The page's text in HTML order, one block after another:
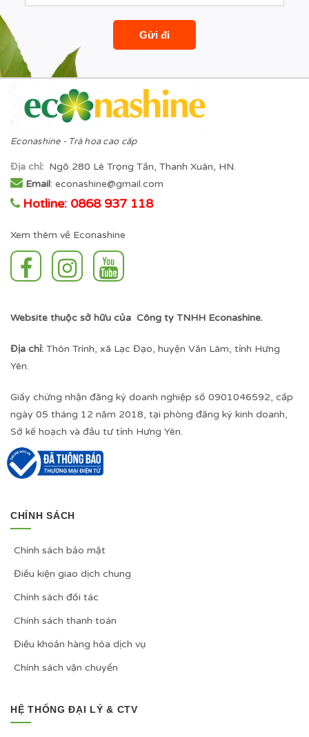
Econashine - Trà hoa cao cấp
Địa chỉ: Ngõ 280 Lê Trọng Tấn, Thanh Xuân, HN.
Email: econashine@gmail.com
Hotline: 0868 937 118
Xem thêm về Econashine
Website thuộc sở hữu của Công ty TNHH Econashine.
Địa chỉ: Thôn Trình, xã Lạc Đạo, huyện Văn Lâm, tỉnh Hưng
Yên.
Giấy chứng nhận đăng ký doanh nghiệp số 0901046592, cấp
ngày 05 tháng 12 năm 2018, tại phòng đăng ký kinh doanh,
Sở kế hoạch và đầu tư tỉnh Hưng Yên.
CHÍNH SÁCH
Chính sách bảo mật
Điều kiện giao dịch chung
Chính sách đối tác
Chính sách thanh toán
Điều khoản hàng hóa dịch vụ
Chính sách vận chuyển
HỆ THỐNG ĐẠI LÝ & CTV